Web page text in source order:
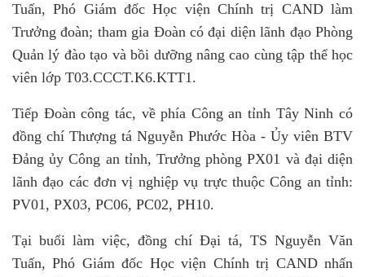
Tuấn, Phó Giám đốc Học viện Chính trị CAND làm
Trưởng đoàn; tham gia Đoàn có đại diện lãnh đạo Phòng
Quản lý đào tạo và bồi dưỡng nâng cao cùng tập thể học
viên lớp T03.CCCT.K6.KTT1.
Tiếp Đoàn công tác, về phía Công an tỉnh Tây Ninh có
đồng chí Thượng tá Nguyễn Phước Hòa - Ủy viên BTV
Đảng ủy Công an tỉnh, Trưởng phòng PX01 và đại diện
lãnh đạo các đơn vị nghiệp vụ trực thuộc Công an tỉnh:
PV01, PX03, PC06, PC02, PH10.
Tại buổi làm việc, đồng chí Đại tá, TS Nguyễn Văn
Tuấn, Phó Giám đốc Học viện Chính trị CAND nhấn